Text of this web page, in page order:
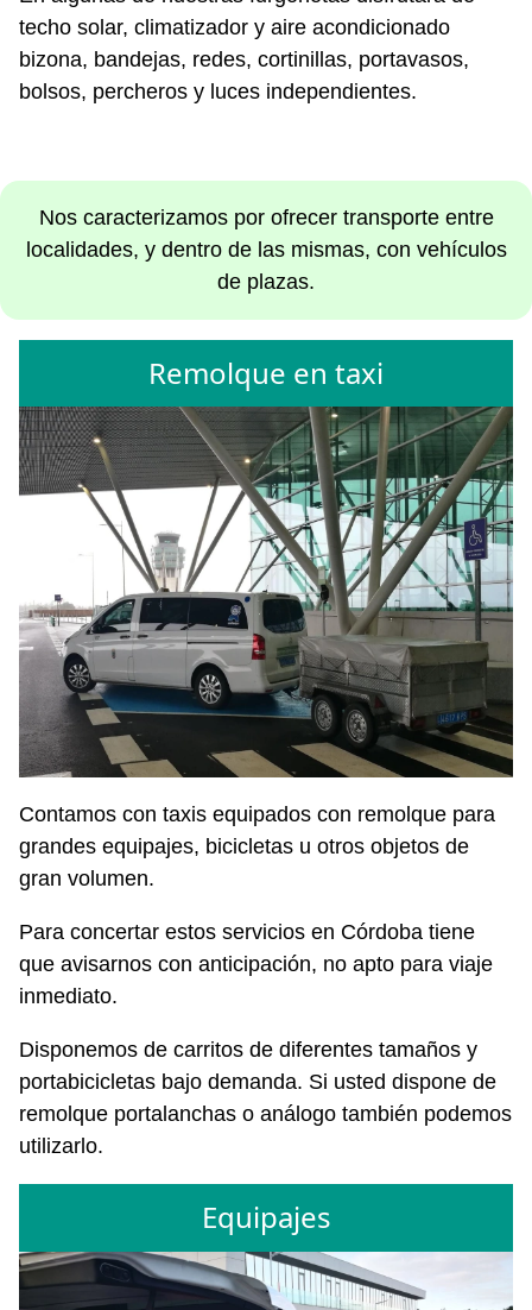
techo solar, climatizador y aire acondicionado
bizona, bandejas, redes, cortinillas, portavasos,
bolsos, percheros y luces independientes.
Nos caracterizamos por ofrecer transporte entre
localidades, y dentro de las mismas, con vehículos
de plazas.
Remolque en taxi
Contamos con taxis equipados con remolque para
grandes equipajes, bicicletas u otros objetos de
gran volumen.
Para concertar estos servicios en Córdoba tiene
que avisarnos con anticipación, no apto para viaje
inmediato.
Disponemos de carritos de diferentes tamaños y
portabicicletas bajo demanda. Si usted dispone de
remolque portalanchas o análogo también podemos
utilizarlo.
Equipajes